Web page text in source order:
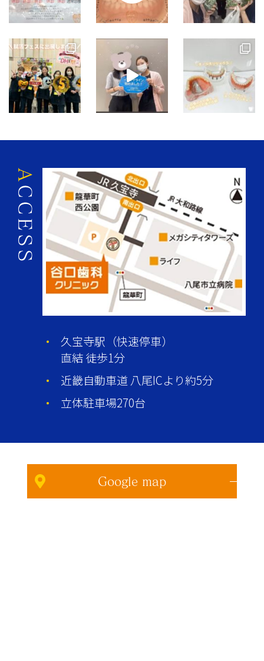
久宝寺駅（快速停車）
直結 徒歩1分
近畿自動車道 八尾ICより約5分
立体駐車場270台
Google map